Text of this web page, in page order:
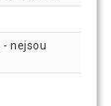
- nejsou